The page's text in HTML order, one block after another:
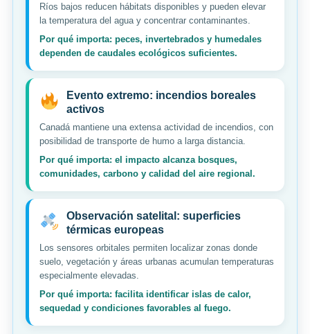
Ríos bajos reducen hábitats disponibles y pueden elevar
la temperatura del agua y concentrar contaminantes.
Por qué importa: peces, invertebrados y humedales
dependen de caudales ecológicos suficientes.
Evento extremo: incendios boreales
activos
Canadá mantiene una extensa actividad de incendios, con
posibilidad de transporte de humo a larga distancia.
Por qué importa: el impacto alcanza bosques,
comunidades, carbono y calidad del aire regional.
Observación satelital: superficies
térmicas europeas
Los sensores orbitales permiten localizar zonas donde
suelo, vegetación y áreas urbanas acumulan temperaturas
especialmente elevadas.
Por qué importa: facilita identificar islas de calor,
sequedad y condiciones favorables al fuego.